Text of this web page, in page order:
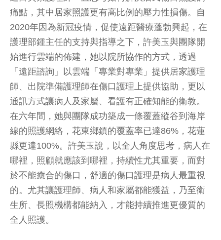
痛點，其中居家照護更有高比例的壓力性損傷。自
2020年因為新冠疫情，促使遠距醫療蓬勃興起，在
護理部鍾主任的支持與指導之下，許美玉與團隊開
始進行雲端的佈建，她以院所協作的方式，透過
「遠距諮詢」以雲端「專業對專業」提供居家護理
師、出院準備護理師在傷口護理上提供協助，更以
通訊方式讓病人及家屬、看護有正確知能的衛教。
在六年間，她與團隊成功築成一條覆蓋縱谷到海岸
線的照護網絡，花東鄉鎮的覆蓋率已達86%，花蓮
縣更達100%。許美玉說，以全人角度思考，病人在
哪裡，照顧就應該到哪裡，持續性尤其重要，而對
於不能癒合的傷口，舒適的傷口護理是病人最重視
的。尤其讓護理師、病人和家屬都能獲益，乃至衛
生所、長照機構都能納入，才能持續推進更優質的
全人照護。